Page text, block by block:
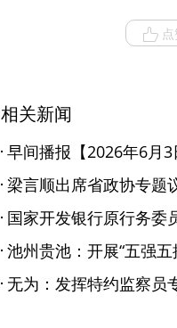
相关新闻
早间播报【2026年6月3
无为：发挥特约监察员